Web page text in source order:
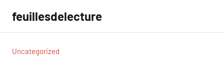
contenu
feuillesdelecture
Uncategorized